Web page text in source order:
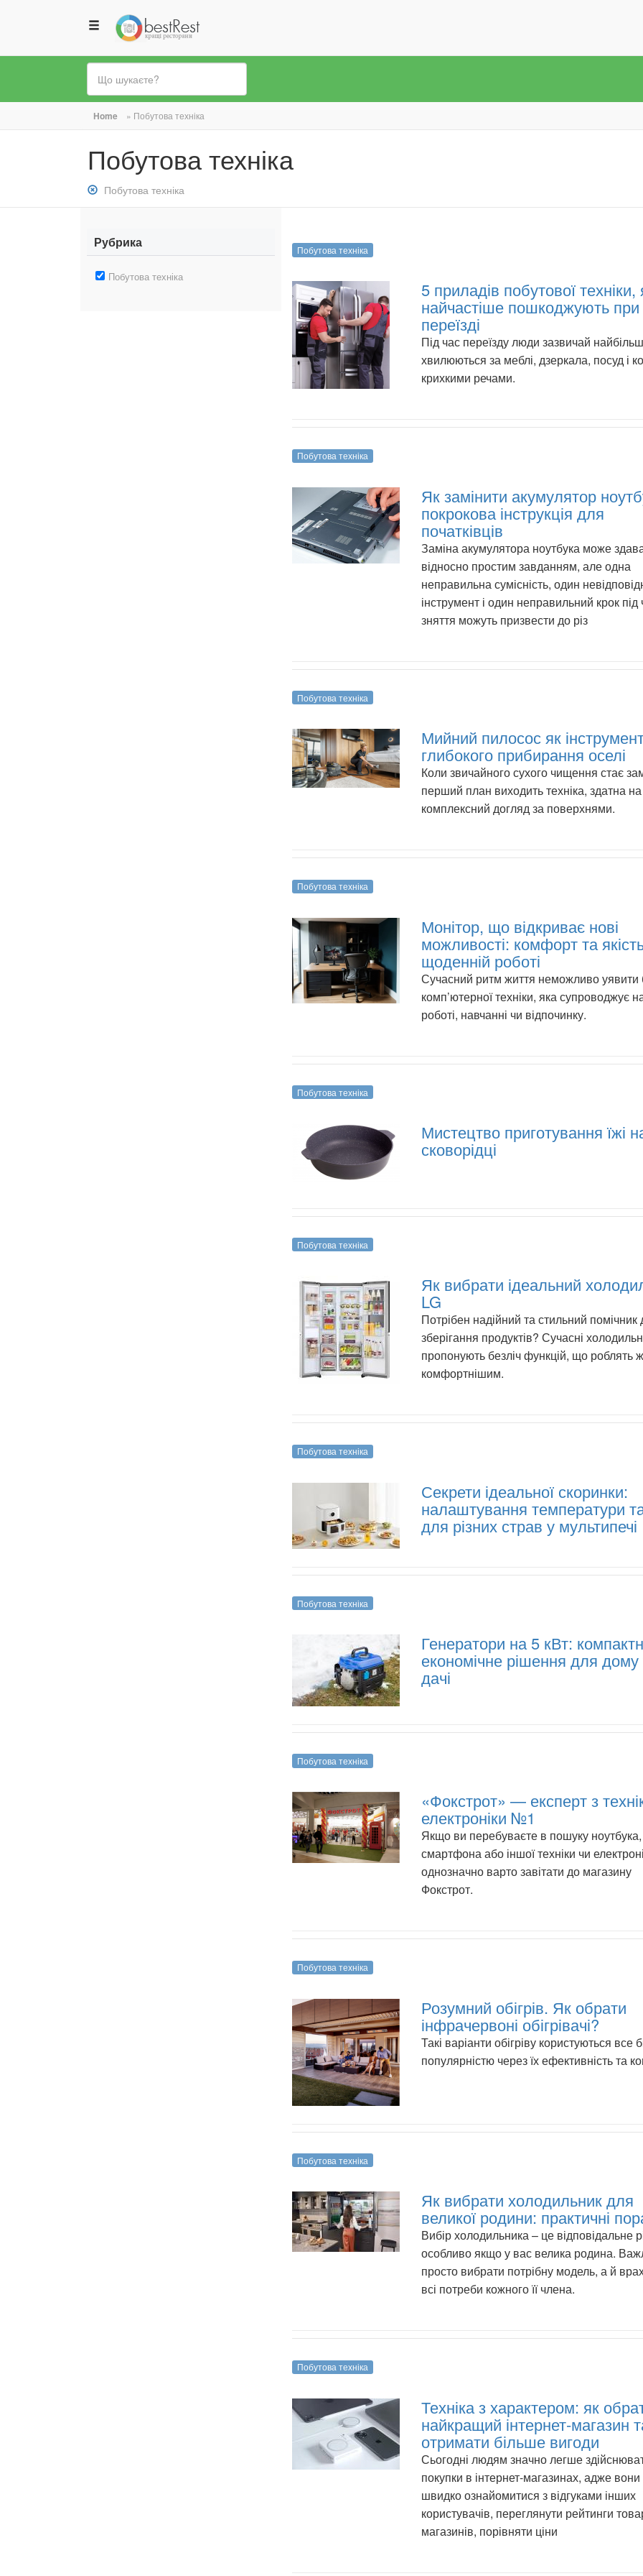
Ви
є
тут
Home » Побутова техніка
Побутова техніка
Зняти
фільтр:
техніка
Побутова техніка
Рубрика
ЗнятиПобутова техніка
Побутова техніка
5 приладів побутової техніки,
найчастіше пошкоджують при
переїзді
Під час переїзду люди зазвичай
хвилюються за меблі, дзеркала, посуд і
крихкими речами.
Побутова техніка
Як замінити акумулятор
покрокова інструкція для
початківців
Заміна акумулятора ноутбука може
відносно простим завданням, але одна
неправильна сумісність, один
інструмент і один неправильний крок під
зняття можуть призвести до різ
Побутова техніка
Мийний пилосос як
глибокого прибирання оселі
Коли звичайного сухого чищення стає
перший план виходить техніка, здатна на
комплексний догляд за поверхнями.
Побутова техніка
Монітор, що відкриває нові
можливості: комфорт та
щоденній роботі
Сучасний ритм життя неможливо уявити
комп’ютерної техніки, яка супроводжує
роботі, навчанні чи відпочинку.
Побутова техніка
Мистецтво приготування їжі
сковорідці
Побутова техніка
Як вибрати ідеальний
LG
Потрібен надійний та стильний помічник
зберігання продуктів? Сучасні
пропонують безліч функцій, що роблять
комфортнішим.
Побутова техніка
Секрети ідеальної скоринки:
налаштування температури
для різних страв у мультипечі
Побутова техніка
Генератори на 5 кВт:
економічне рішення для дому
дачі
Побутова техніка
«Фокстрот» — експерт з
електроніки №1
Якщо ви перебуваєте в пошуку ноутбука,
смартфона або іншої техніки чи
однозначно варто завітати до магазину
Фокстрот.
Побутова техніка
Розумний обігрів. Як обрати
інфрачервоні обігрівачі?
Такі варіанти обігріву користуються все
популярністю через їх ефективність та
Побутова техніка
Як вибрати холодильник для
великої родини: практичні
Вибір холодильника – це відповідальне
особливо якщо у вас велика родина.
просто вибрати потрібну модель, а й
всі потреби кожного її члена.
Побутова техніка
Техніка з характером: як
найкращий інтернет-магазин
отримати більше вигоди
Сьогодні людям значно легше
покупки в інтернет-магазинах, адже
швидко ознайомитися з відгуками інших
користувачів, переглянути рейтинги
магазинів, порівняти ціни